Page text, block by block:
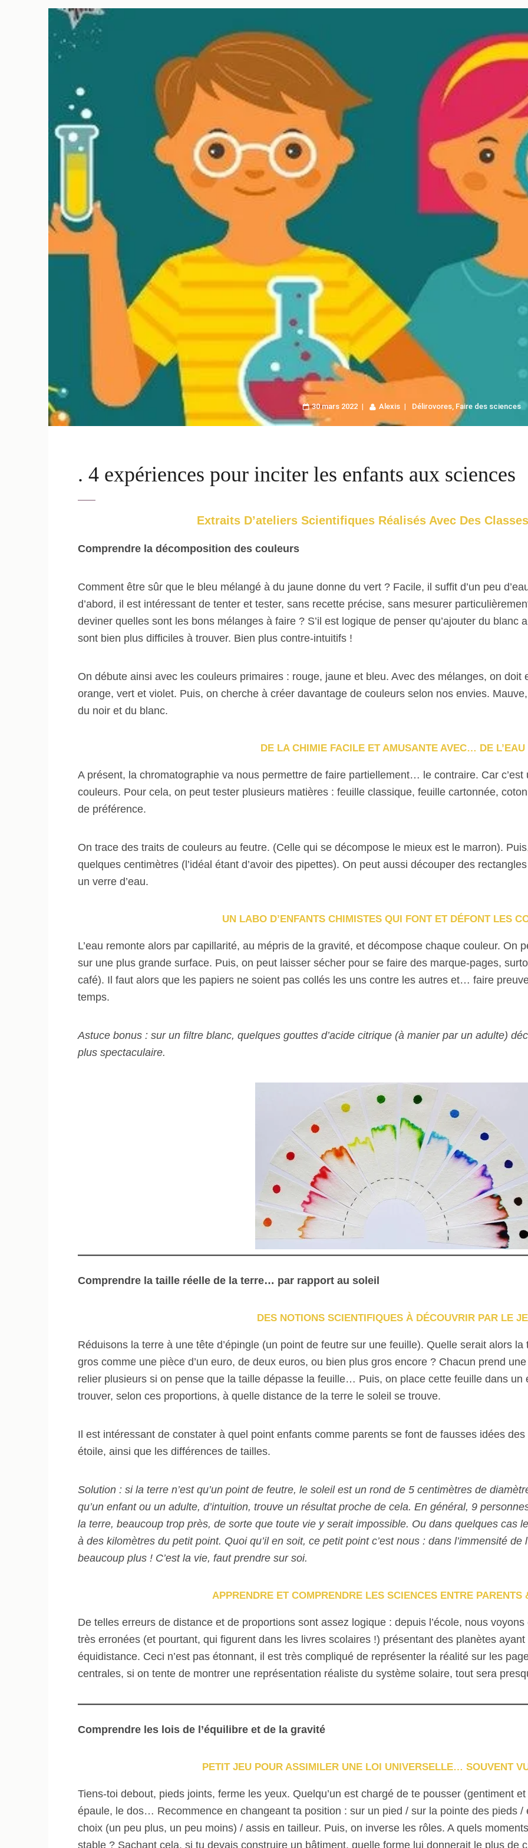
30 mars 2022 Alexis Délirovores, Faire des sciences
. 4 expériences pour inciter les enfants aux sciences
Extraits D’ateliers Scientifiques Réalisés Avec Des
Comprendre la décomposition des couleurs
Comment être sûr que le bleu mélangé à du jaune donne du vert ? Facile, il suffit d’un peu
d’abord, il est intéressant de tenter et tester, sans recette précise, sans mesurer
deviner quelles sont les bons mélanges à faire ? S’il est logique de penser qu’ajouter du blanc
sont bien plus difficiles à trouver. Bien plus contre-intuitifs !
On débute ainsi avec les couleurs primaires : rouge, jaune et bleu. Avec des mélanges, on
orange, vert et violet. Puis, on cherche à créer davantage de couleurs selon nos envies.
du noir et du blanc.
DE LA CHIMIE FACILE ET AMUSANTE AVEC… DE L’EAU
A présent, la chromatographie va nous permettre de faire partiellement… le contraire. Car
couleurs. Pour cela, on peut tester plusieurs matières : feuille classique, feuille cartonnée,
de préférence.
On trace des traits de couleurs au feutre. (Celle qui se décompose le mieux est le marron).
quelques centimètres (l’idéal étant d’avoir des pipettes). On peut aussi découper des
un verre d’eau.
UN LABO D’ENFANTS CHIMISTES QUI FONT ET DÉFONT LES
L’eau remonte alors par capillarité, au mépris de la gravité, et décompose chaque couleur. On
sur une plus grande surface. Puis, on peut laisser sécher pour se faire des marque-pages,
café). Il faut alors que les papiers ne soient pas collés les uns contre les autres et… faire
temps.
Astuce bonus : sur un filtre blanc, quelques gouttes d’acide citrique (à manier par un adulte)
plus spectaculaire.
Comprendre la taille réelle de la terre… par rapport au soleil
DES NOTIONS SCIENTIFIQUES À DÉCOUVRIR PAR LE
Réduisons la terre à une tête d’épingle (un point de feutre sur une feuille). Quelle serait alors
gros comme une pièce d’un euro, de deux euros, ou bien plus gros encore ? Chacun prend
relier plusieurs si on pense que la taille dépasse la feuille… Puis, on place cette feuille dans un
trouver, selon ces proportions, à quelle distance de la terre le soleil se trouve.
Il est intéressant de constater à quel point enfants comme parents se font de fausses idées
étoile, ainsi que les différences de tailles.
Solution : si la terre n’est qu’un point de feutre, le soleil est un rond de 5 centimètres de
qu’un enfant ou un adulte, d’intuition, trouve un résultat proche de cela. En général, 9
la terre, beaucoup trop près, de sorte que toute vie y serait impossible. Ou dans quelques cas
à des kilomètres du petit point. Quoi qu’il en soit, ce petit point c’est nous : dans l’immensité de
beaucoup plus ! C’est la vie, faut prendre sur soi.
APPRENDRE ET COMPRENDRE LES SCIENCES ENTRE PARENTS
De telles erreurs de distance et de proportions sont assez logique : depuis l’école, nous
très erronées (et pourtant, qui figurent dans les livres scolaires !) présentant des planètes
équidistance. Ceci n’est pas étonnant, il est très compliqué de représenter la réalité sur les
centrales, si on tente de montrer une représentation réaliste du système solaire, tout sera
Comprendre les lois de l’équilibre et de la gravité
PETIT JEU POUR ASSIMILER UNE LOI UNIVERSELLE… SOUVENT
Tiens-toi debout, pieds joints, ferme les yeux. Quelqu’un est chargé de te pousser (gentiment
épaule, le dos… Recommence en changeant ta position : sur un pied / sur la pointe des pieds /
choix (un peu plus, un peu moins) / assis en tailleur. Puis, on inverse les rôles. A quels
stable ? Sachant cela, si tu devais construire un bâtiment, quelle forme lui donnerait le plus de